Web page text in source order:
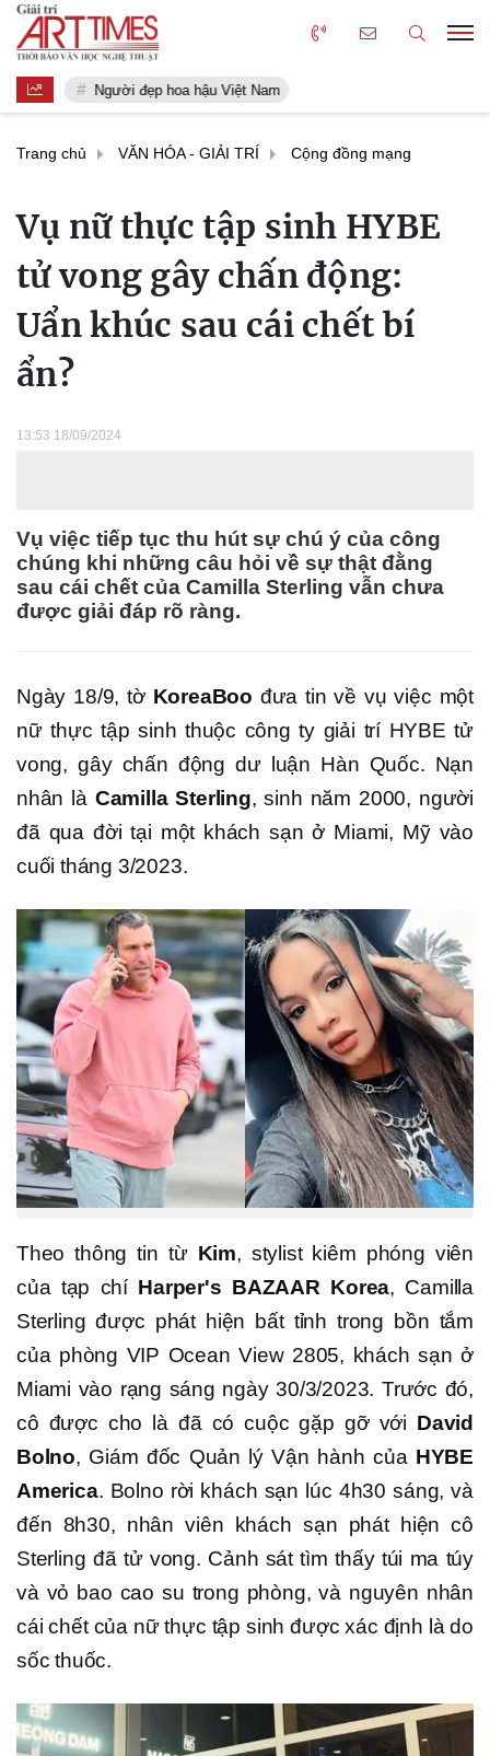
Người đẹp hoa hậu Việt Nam
Trang chủ VĂN HÓA - GIẢI TRÍ Cộng đồng mạng
Vụ nữ thực tập sinh HYBE
tử vong gây chấn động:
Uẩn khúc sau cái chết bí
ẩn?
13:53 18/09/2024
Vụ việc tiếp tục thu hút sự chú ý của công
chúng khi những câu hỏi về sự thật đằng
sau cái chết của Camilla Sterling vẫn chưa
được giải đáp rõ ràng.
Ngày 18/9, tờ KoreaBoo đưa tin về vụ việc một
nữ thực tập sinh thuộc công ty giải trí HYBE tử
vong, gây chấn động dư luận Hàn Quốc. Nạn
nhân là Camilla Sterling, sinh năm 2000, người
đã qua đời tại một khách sạn ở Miami, Mỹ vào
cuối tháng 3/2023.
Theo thông tin từ Kim, stylist kiêm phóng viên
của tạp chí Harper's BAZAAR Korea, Camilla
Sterling được phát hiện bất tỉnh trong bồn tắm
của phòng VIP Ocean View 2805, khách sạn ở
Miami vào rạng sáng ngày 30/3/2023. Trước đó,
cô được cho là đã có cuộc gặp gỡ với David
Bolno, Giám đốc Quản lý Vận hành của HYBE
America. Bolno rời khách sạn lúc 4h30 sáng, và
đến 8h30, nhân viên khách sạn phát hiện cô
Sterling đã tử vong. Cảnh sát tìm thấy túi ma túy
và vỏ bao cao su trong phòng, và nguyên nhân
cái chết của nữ thực tập sinh được xác định là do
sốc thuốc.